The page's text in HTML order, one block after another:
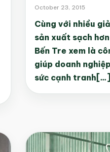
October 23, 2015
Cùng với nhiều
sản xuất sạch
Bến Tre xem là
giúp doanh
sức cạnh tranh[...]